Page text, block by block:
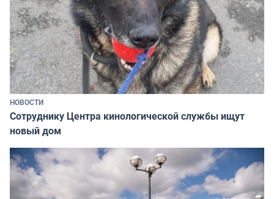
НОВОСТИ
Сотруднику Центра кинологической службы ищут
новый дом